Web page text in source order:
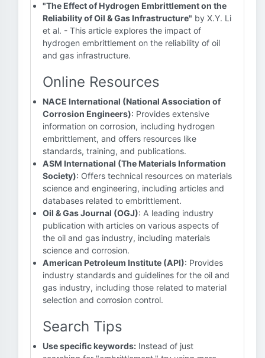
"The Effect of Hydrogen Embrittlement on the
Reliability of Oil & Gas Infrastructure" by X.Y. Li
et al. - This article explores the impact of
hydrogen embrittlement on the reliability of oil
and gas infrastructure.
Online Resources
NACE International (National Association of
Corrosion Engineers): Provides extensive
information on corrosion, including hydrogen
embrittlement, and offers resources like
standards, training, and publications.
ASM International (The Materials Information
Society): Offers technical resources on materials
science and engineering, including articles and
databases related to embrittlement.
Oil & Gas Journal (OGJ): A leading industry
publication with articles on various aspects of
the oil and gas industry, including materials
science and corrosion.
American Petroleum Institute (API): Provides
industry standards and guidelines for the oil and
gas industry, including those related to material
selection and corrosion control.
Search Tips
Use specific keywords: Instead of just